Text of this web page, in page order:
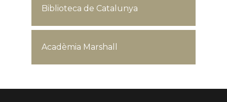
Biblioteca de Catalunya
Acadèmia Marshall